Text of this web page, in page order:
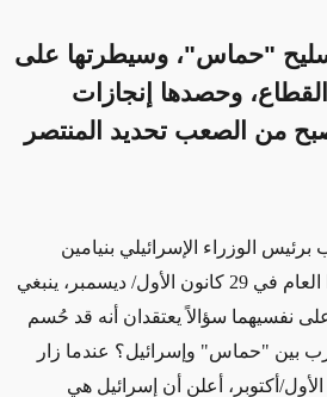
"حماس"، وسيطرتها على
وحصدها إنجازات
من الصعب تحديد المنتصر
الوزراء الإسرائيلي بنيامين
العام في 29 كانون الأول/ ديسمبر، ينبغي
نفسيهما سؤالاً يعتقدان أنه قد حُسم
بين "حماس" وإسرائيل؟ عندما زار
أكتوبر، أعلن أن إسرائيل هي